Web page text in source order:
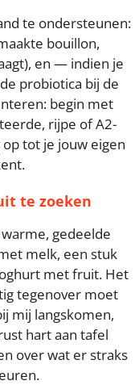
te ondersteunen:
bouillon,
en — indien je
probiotica bij de
begin met
rijpe of A2-
tot je jouw eigen
te zoeken
gedeelde
melk, een stuk
met fruit. Het
tegenover moet
mij langskomen,
hart aan tafel
over wat er straks